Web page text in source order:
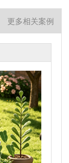
更多相关案例